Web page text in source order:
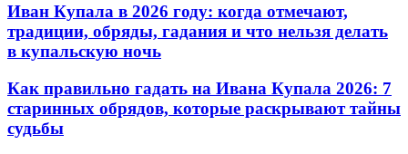
Иван Купала в 2026 году: когда отмечают,
традиции, обряды, гадания и что нельзя делать
в купальскую ночь
Как правильно гадать на Ивана Купала 2026: 7
старинных обрядов, которые раскрывают тайны
судьбы